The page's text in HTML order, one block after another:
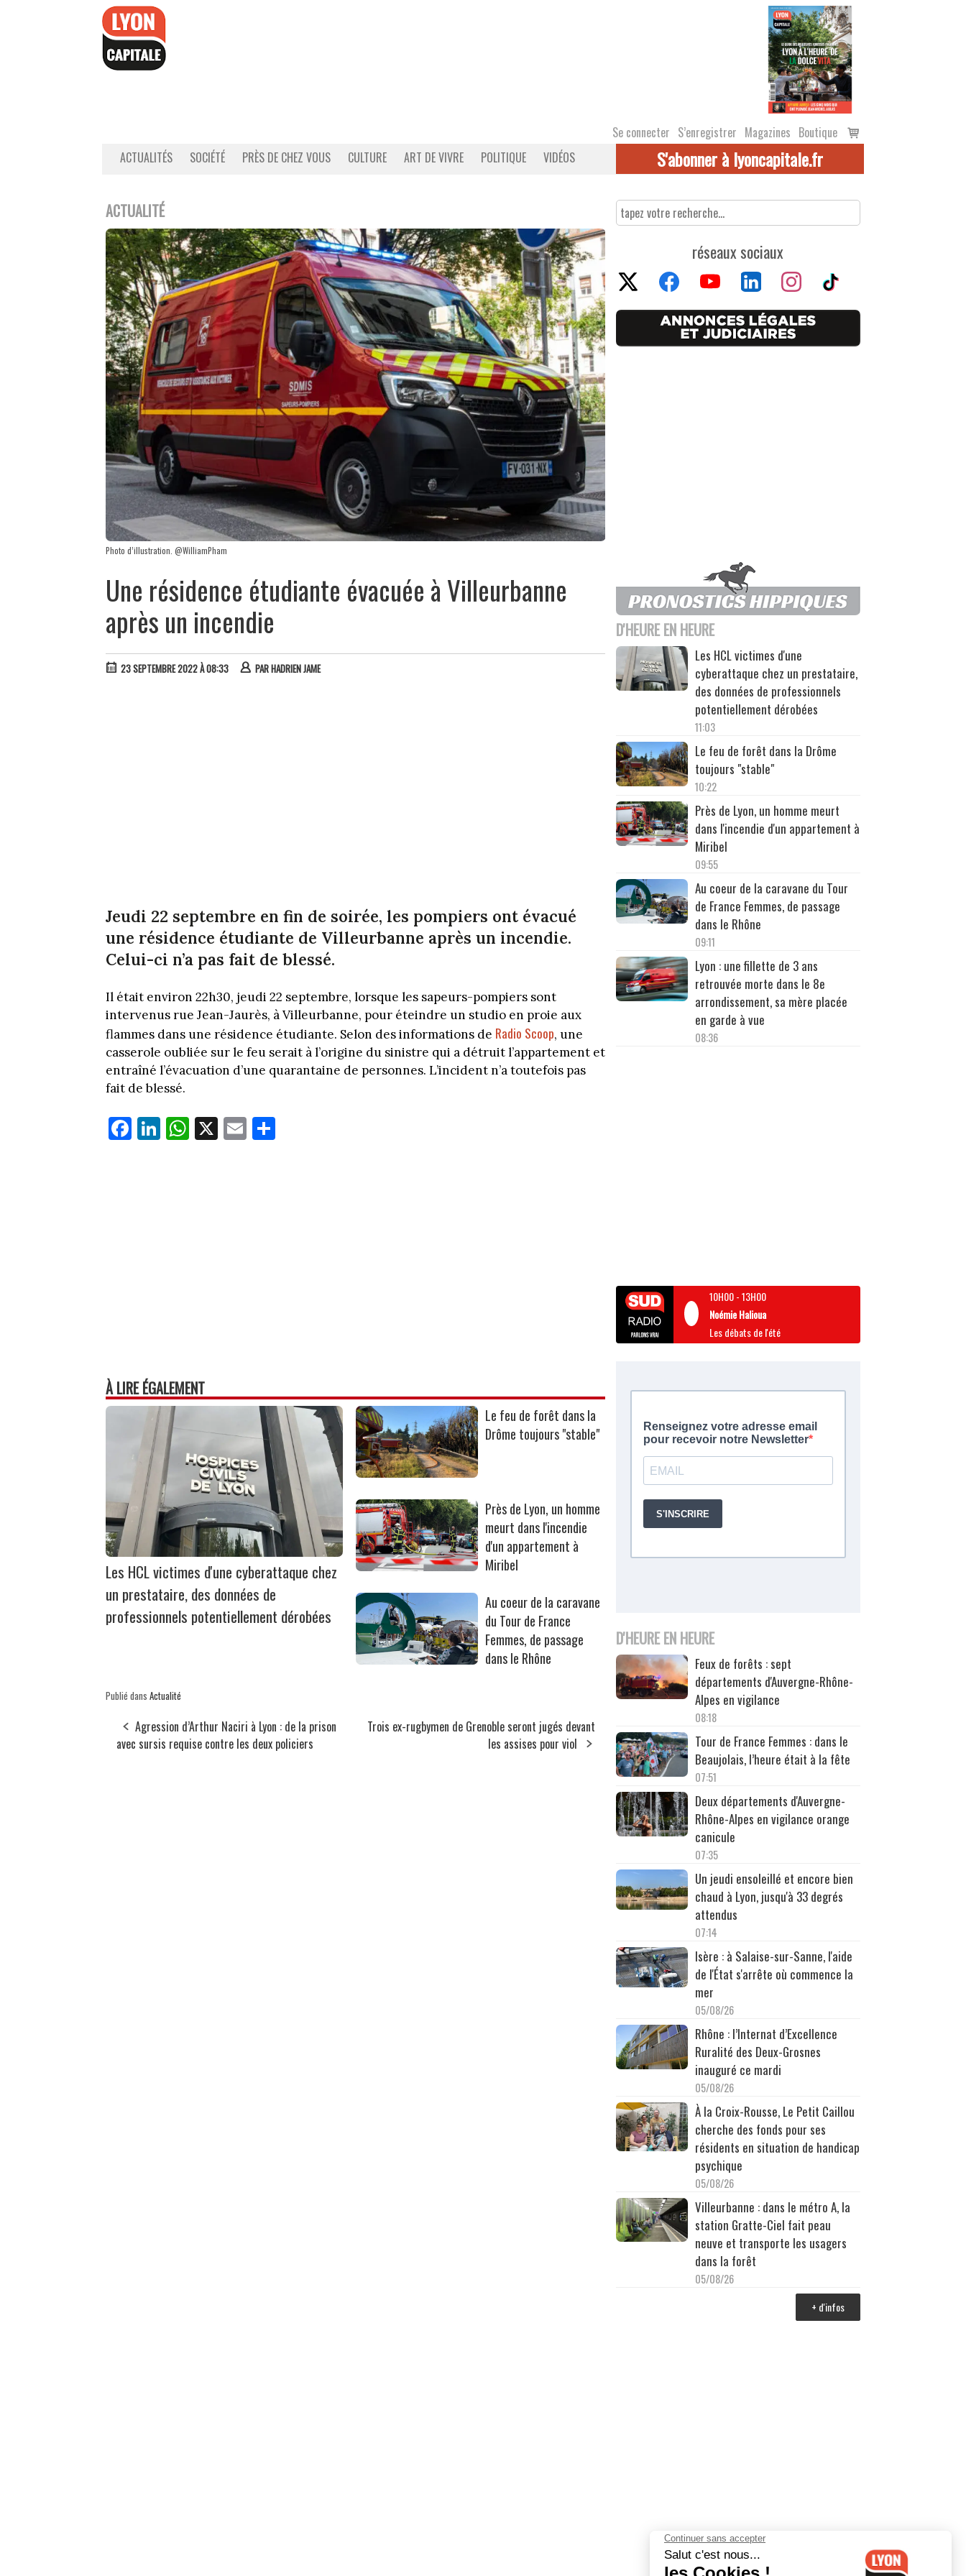
Se connecter S’enregistrer Magazines Boutique
Voir
le
ACTUALITÉS SOCIÉTÉ PRÈS DE CHEZ VOUS CULTURE ART DE VIVRE POLITIQUE VIDÉOS S'abonner à lyoncapitale.fr
ACTUALITÉ
Photo d’illustration. @WilliamPham
Une résidence étudiante évacuée à Villeurbanne
après un incendie
23 SEPTEMBRE 2022 À 08:33 PARHADRIEN JAME
Jeudi 22 septembre en fin de soirée, les pompiers ont évacué
une résidence étudiante de Villeurbanne après un incendie.
Celui-ci n’a pas fait de blessé.
Il était environ 22h30, jeudi 22 septembre, lorsque les sapeurs-pompiers sont
intervenus rue Jean-Jaurès, à Villeurbanne, pour éteindre un studio en proie aux
flammes dans une résidence étudiante. Selon des informations de Radio Scoop, une
casserole oubliée sur le feu serait à l’origine du sinistre qui a détruit l’appartement et
entraîné l’évacuation d’une quarantaine de personnes. L’incident n’a toutefois pas
fait de blessé.
Fa
ce
Li
nk
W
ha
X E
m
À LIRE ÉGALEMENT
Les HCL victimes d'une cyberattaque chez
un prestataire, des données de
professionnels potentiellement dérobées
Le feu de forêt dans la
Drôme toujours "stable"
Près de Lyon, un homme
meurt dans l'incendie
d'un appartement à
Miribel
Au coeur de la caravane
du Tour de France
Femmes, de passage
dans le Rhône
Publié dans Actualité
Agression d’Arthur Naciri à Lyon : de la prison
avec sursis requise contre les deux policiers
Trois ex-rugbymen de Grenoble seront jugés devant
les assises pour viol
réseaux sociaux
D'HEURE EN HEURE
Les HCL victimes d'une
cyberattaque chez un prestataire,
des données de professionnels
potentiellement dérobées
11:03
Le feu de forêt dans la Drôme
toujours "stable"
10:22
Près de Lyon, un homme meurt
dans l'incendie d'un appartement à
Miribel
09:55
Au coeur de la caravane du Tour
de France Femmes, de passage
dans le Rhône
09:11
Lyon : une fillette de 3 ans
retrouvée morte dans le 8e
arrondissement, sa mère placée
en garde à vue
08:36
10H00-13H00
Noémie Halioua
Les débats de l'été
D'HEURE EN HEURE
Feux de forêts : sept
départements d'Auvergne-Rhône-
Alpes en vigilance
08:18
Tour de France Femmes : dans le
Beaujolais, l’heure était à la fête
07:51
Deux départements d'Auvergne-
Rhône-Alpes en vigilance orange
canicule
07:35
Un jeudi ensoleillé et encore bien
chaud à Lyon, jusqu'à 33 degrés
attendus
07:14
Isère : à Salaise-sur-Sanne, l'aide
de l'État s'arrête où commence la
mer
05/08/26
Rhône : l’Internat d’Excellence
Ruralité des Deux-Grosnes
inauguré ce mardi
05/08/26
À la Croix-Rousse, Le Petit Caillou
cherche des fonds pour ses
résidents en situation de handicap
psychique
05/08/26
Villeurbanne : dans le métro A, la
station Gratte-Ciel fait peau
neuve et transporte les usagers
dans la forêt
05/08/26
+ d'infos